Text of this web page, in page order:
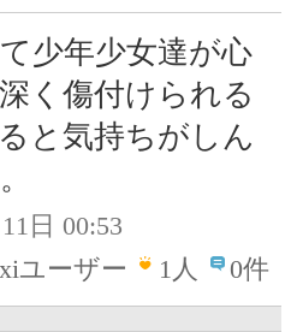
少年少女達が心
く傷付けられる
と気持ちがしん
日 00:53
ユーザー
1人 0件